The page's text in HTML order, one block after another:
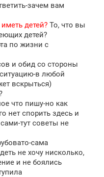
зачем вам
детей? То, что вы
детей?
по жизни с
и обид со стороны
в любой
вскрыться)
что пишу-но как
нет спорить здесь и
тут советы не
сама
не хочу нисколько,
и не боялись